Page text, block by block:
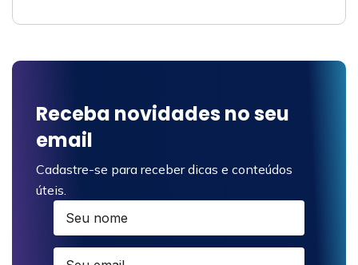
Receba novidades no seu
email
Cadastre-se para receber dicas e conteúdos
úteis.